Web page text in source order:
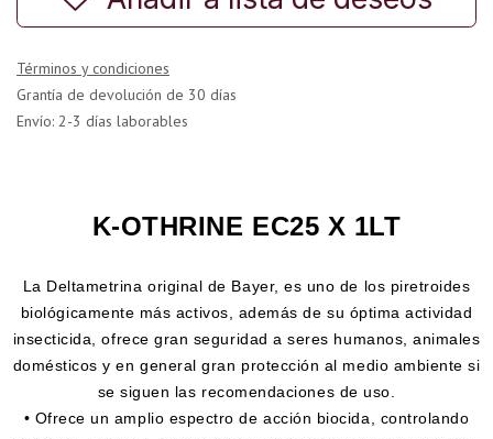
Términos y condiciones
Grantía de devolución de 30 días
Envío: 2-3 días laborables
K-OTHRINE EC25 X 1LT
La Deltametrina original de Bayer, es uno de los piretroides
biológicamente más activos, además de su óptima actividad
insecticida, ofrece gran seguridad a seres humanos, animales
domésticos y en general gran protección al medio ambiente si
se siguen las recomendaciones de uso.
• Ofrece un amplio espectro de acción biocida, controlando